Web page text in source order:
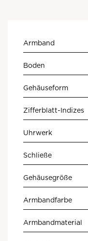
Armband
Boden
Gehäuseform
Zifferblatt-Indizes
Uhrwerk
Schließe
Gehäusegröße
Armbandfarbe
Armbandmaterial